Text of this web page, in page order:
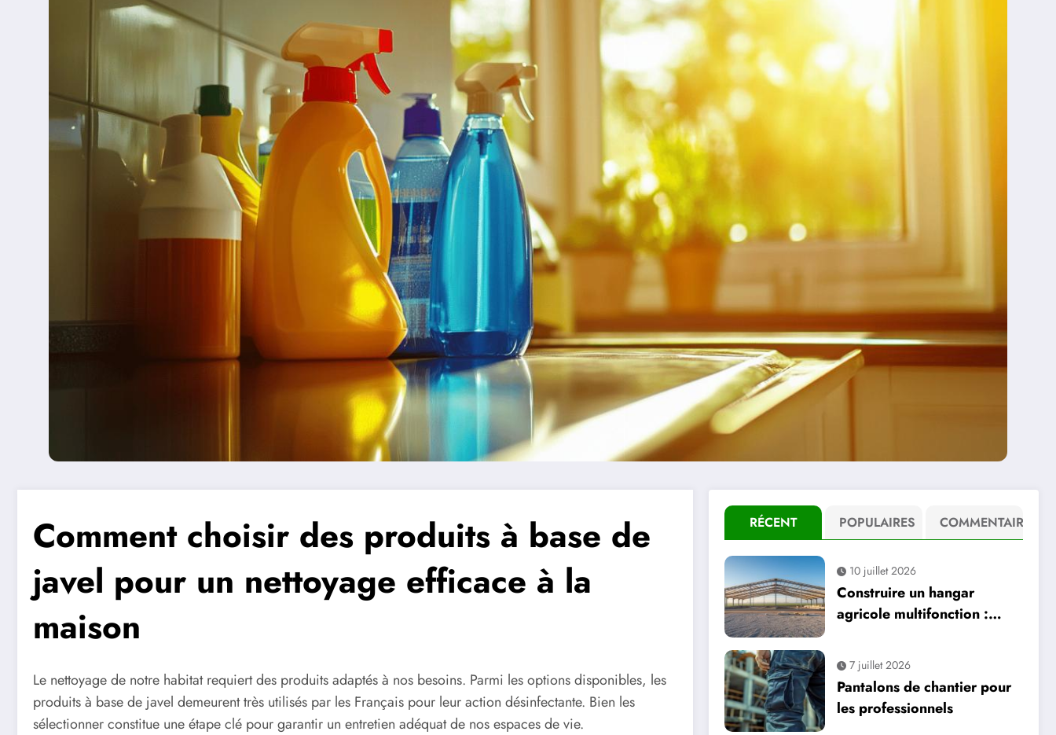
Comment choisir des produits à base de
javel pour un nettoyage efficace à la
maison
Le nettoyage de notre habitat requiert des produits adaptés à nos besoins. Parmi les options disponibles, les
produits à base de javel demeurent très utilisés par les Français pour leur action désinfectante. Bien les
sélectionner constitue une étape clé pour garantir un entretien adéquat de nos espaces de vie.
RÉCENT POPULAIRES COMMENTAIRE
10 juillet 2026
Construire un hangar
agricole multifonction :
production d’énergie
7 juillet 2026
Pantalons de chantier pour
les professionnels